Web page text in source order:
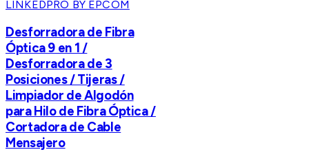
LINKEDPRO BY EPCOM
Desforradora de Fibra
Óptica 9 en 1 /
Desforradora de 3
Posiciones / Tijeras /
Limpiador de Algodón
para Hilo de Fibra Óptica /
Cortadora de Cable
Mensajero